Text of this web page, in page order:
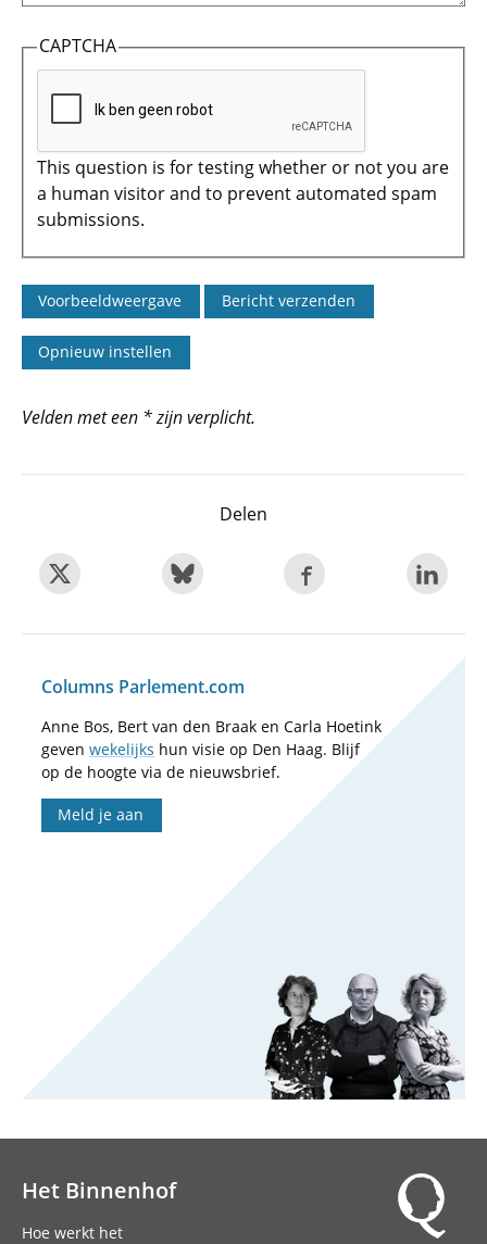
CAPTCHA
This question is for testing whether or not you are
a human visitor and to prevent automated spam
submissions.
Velden met een * zijn verplicht.
Delen
Columns Parlement.com
Anne Bos, Bert van den Braak en Carla Hoetink
geven wekelijks hun visie op Den Haag. Blijf
op de hoogte via de nieuwsbrief.
Meld je aan
Het Binnenhof
Hoe werkt het